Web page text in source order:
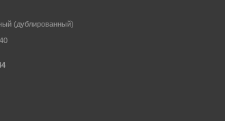
(дублированный)